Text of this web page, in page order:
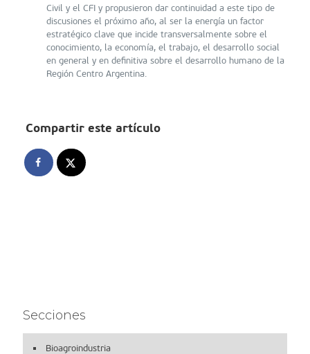
Civil y el CFI y propusieron dar continuidad a este tipo de
discusiones el próximo año, al ser la energía un factor
estratégico clave que incide transversalmente sobre el
conocimiento, la economía, el trabajo, el desarrollo social
en general y en definitiva sobre el desarrollo humano de la
Región Centro Argentina.
Compartir este artículo
Secciones
Bioagroindustria